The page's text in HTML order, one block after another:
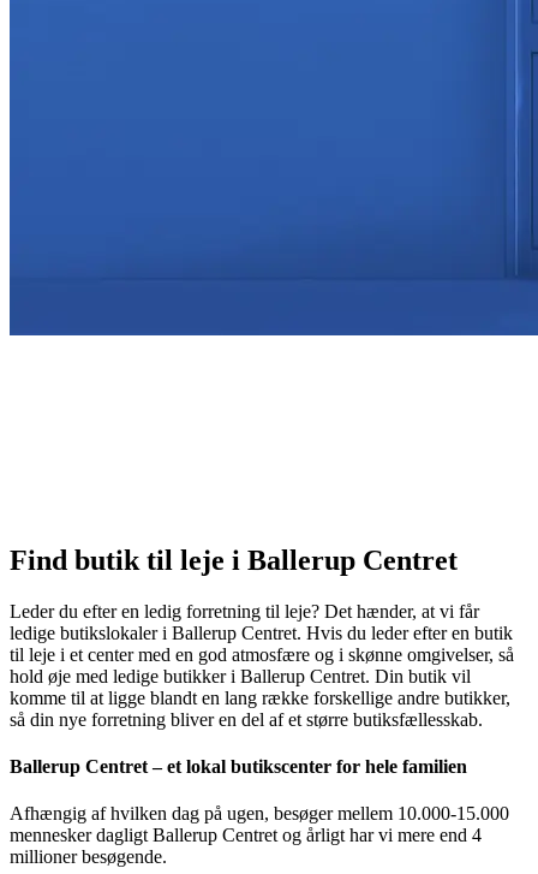
Find butik til leje i Ballerup Centret
Leder du efter en ledig forretning til leje? Det hænder, at vi får
ledige butikslokaler i Ballerup Centret. Hvis du leder efter en butik
til leje i et center med en god atmosfære og i skønne omgivelser, så
hold øje med ledige butikker i Ballerup Centret. Din butik vil
komme til at ligge blandt en lang række forskellige andre butikker,
så din nye forretning bliver en del af et større butiksfællesskab.
Ballerup Centret – et lokal butikscenter for hele familien
Afhængig af hvilken dag på ugen, besøger mellem 10.000-15.000
mennesker dagligt Ballerup Centret og årligt har vi mere end 4
millioner besøgende.